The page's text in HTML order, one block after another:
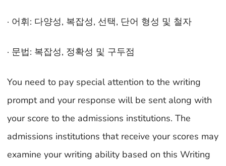
· 어휘: 다양성, 복잡성, 선택, 단어 형성 및 철자
· 문법: 복잡성, 정확성 및 구두점
You need to pay special attention to the writing
prompt and your response will be sent along with
your score to the admissions institutions. The
admissions institutions that receive your scores may
examine your writing ability based on this Writing